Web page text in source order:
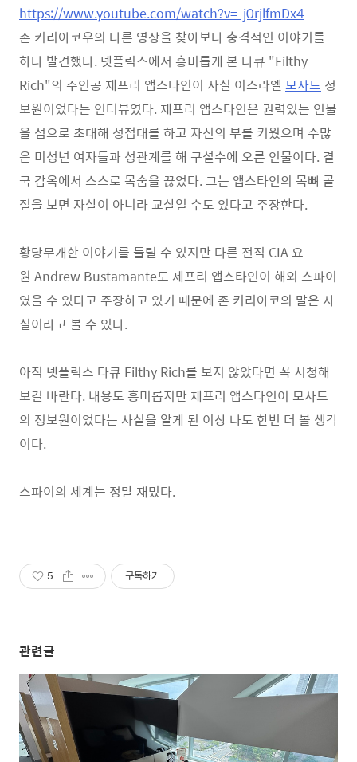
https://www.youtube.com/watch?v=-j0rjlfmDx4
존 키리아코우의 다른 영상을 찾아보다 충격적인 이야기를
하나 발견했다. 넷플릭스에서 흥미롭게 본 다큐 "Filthy
Rich"의 주인공 제프리 앱스타인이 사실 이스라엘 모사드 정
보원이었다는 인터뷰였다. 제프리 앱스타인은 권력있는 인물
을 섬으로 초대해 성접대를 하고 자신의 부를 키웠으며 수많
은 미성년 여자들과 성관계를 해 구설수에 오른 인물이다. 결
국 감옥에서 스스로 목숨을 끊었다. 그는 앱스타인의 목뼈 골
절을 보면 자살이 아니라 교살일 수도 있다고 주장한다.
황당무개한 이야기를 들릴 수 있지만 다른 전직 CIA 요
원 Andrew Bustamante도 제프리 앱스타인이 해외 스파이
였을 수 있다고 주장하고 있기 때문에 존 키리아코의 말은 사
실이라고 볼 수 있다.
아직 넷플릭스 다큐 Filthy Rich를 보지 않았다면 꼭 시청해
보길 바란다. 내용도 흥미롭지만 제프리 앱스타인이 모사드
의 정보원이었다는 사실을 알게 된 이상 나도 한번 더 볼 생각
이다.
스파이의 세계는 정말 재밌다.
5 구독하기
관련글